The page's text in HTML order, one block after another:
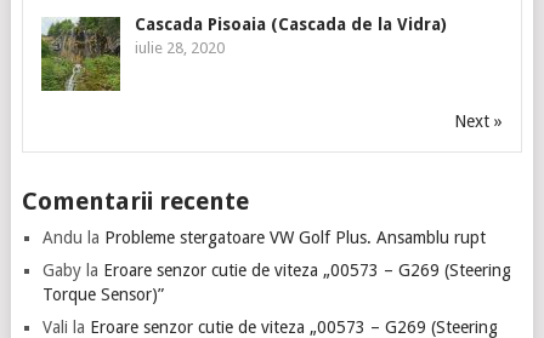
Cascada Pisoaia (Cascada de la Vidra)
iulie 28, 2020
Next »
Comentarii recente
Andu la Probleme stergatoare VW Golf Plus. Ansamblu rupt
Gabyla Eroare senzor cutie de viteza „00573 – G269 (Steering
Torque Sensor)”
Vali la Eroare senzor cutie de viteza „00573 – G269 (Steering